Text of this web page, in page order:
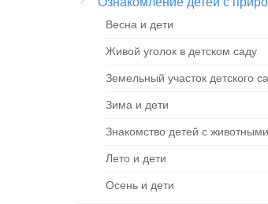
Весна и дети
Живой уголок в детском саду
Земельный участок детского
Зима и дети
Знакомство детей с животными
Лето и дети
Осень и дети